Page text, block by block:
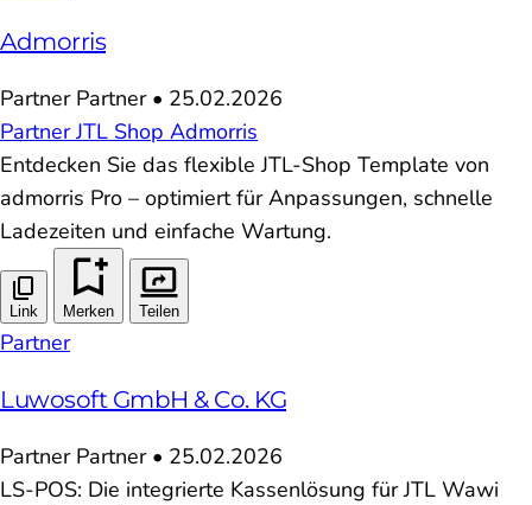
Admorris
Partner Partner • 25.02.2026
PartnerJTL Shop Admorris
Entdecken Sie das flexible JTL-Shop Template von
admorris Pro – optimiert für Anpassungen, schnelle
Ladezeiten und einfache Wartung.
Link Merken Teilen
Partner
Luwosoft GmbH & Co. KG
Partner Partner • 25.02.2026
LS-POS: Die integrierte Kassenlösung für JTL Wawi